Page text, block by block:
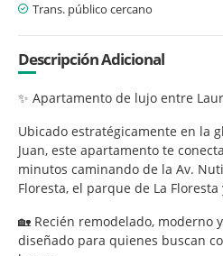
Trans. público cercano
Descripción Adicional
✨ Apartamento de lujo entre
Ubicado estratégicamente en la
Juan, este apartamento te
minutos caminando de la Av.
Floresta, el parque de La
🏡 Recién remodelado, moderno
diseñado para quienes buscan